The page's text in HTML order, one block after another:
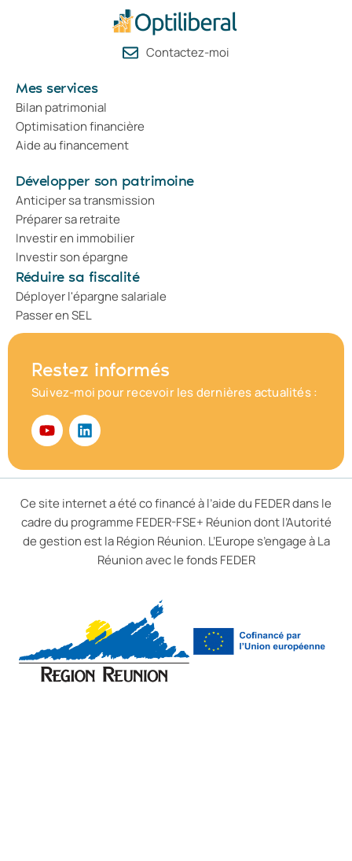
Contactez-moi
Mes services
Bilan patrimonial
Optimisation financière
Aide au financement
Développer son patrimoine
Anticiper sa transmission
Préparer sa retraite
Investir en immobilier
Investir son épargne
Réduire sa fiscalité
Déployer l'épargne salariale
Passer en SEL
Restez informés
Suivez-moi pour recevoir les dernières actualités :
Ce site internet a été co financé à l’aide du FEDER dans le
cadre du programme FEDER-FSE+ Réunion dont l’Autorité
de gestion est la Région Réunion. L’Europe s’engage à La
Réunion avec le fonds FEDER